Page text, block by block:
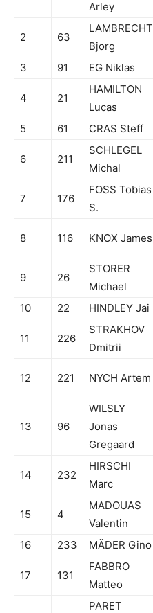
Arley
2 63
LAMBRECHT
Bjorg
3 91 EG Niklas
4 21
HAMILTON
Lucas
5 61 CRAS Steff
6 211
SCHLEGEL
Michal
7 176
FOSS Tobias
S.
8 116 KNOX James
9 26
STORER
Michael
10 22 HINDLEY Jai
11 226
STRAKHOV
Dmitrii
12 221 NYCH Artem
13 96
WILSLY
Jonas
Gregaard
14 232
HIRSCHI
Marc
15 4
MADOUAS
Valentin
16 233 MÄDER Gino
17 131
FABBRO
Matteo
PARET